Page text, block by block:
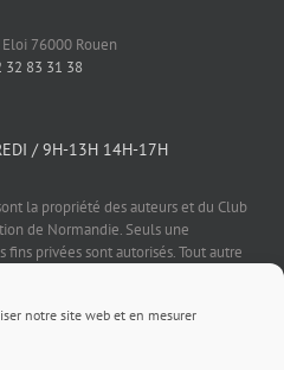
notre site web et en mesurer
76000 Rouen
32 83 31 38
/ 9H-13H 14H-17H
la propriété des auteurs et du Club
de Normandie. Seuls une
privées sont autorisés. Tout autre